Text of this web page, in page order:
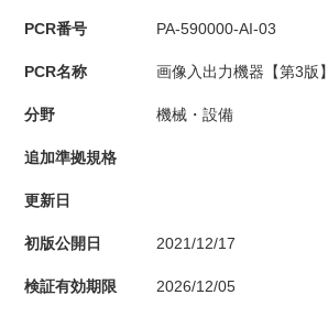
PCR番号 PA-590000-AI-03
PCR名称 画像入出力機器【第3版】
分野 機械・設備
追加準拠規格
更新日
初版公開日 2021/12/17
検証有効期限 2026/12/05